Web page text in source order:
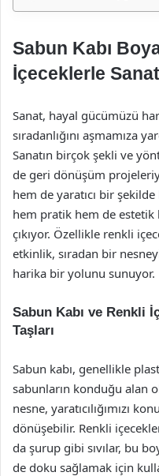
Sabun Kabı
İçeceklerle
Sanat, hayal gücümüzü
sıradanlığını aşmamıza
Sanatın birçok şekli ve
de geri dönüşüm
hem de yaratıcı bir
hem pratik hem de estetik
çıkıyor. Özellikle renkli
etkinlik, sıradan bir
harika bir yolunu sunuyor.
Sabun Kabı ve Renkli
Taşları
Sabun kabı, genellikle
sabunların konduğu alan
nesne, yaratıcılığımızı
dönüşebilir. Renkli
da şurup gibi sıvılar, bu
de doku sağlamak için